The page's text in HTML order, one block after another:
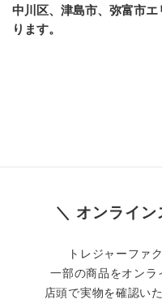
中川区、津島市、弥富市
ります。
＼ オンライ
トレジャーファ
一部の商品をオンラ
店頭で実物を確認い